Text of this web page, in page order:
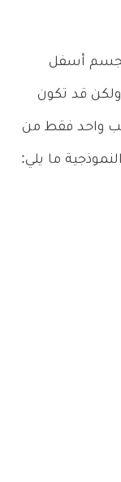
أسفل
قد تكون
واحد فقط من
ما يلي: